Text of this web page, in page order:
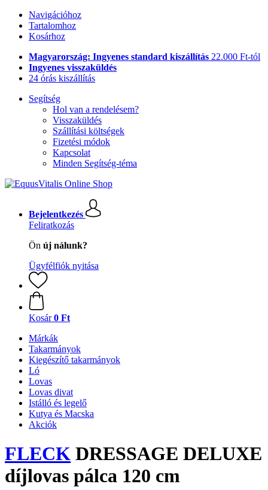
Navigációhoz
Tartalomhoz
Kosárhoz
Magyarország: Ingyenes standard kiszállítás 22.000 Ft-tól
Ingyenes visszaküldés
24 órás kiszállítás
Segítség
Hol van a rendelésem?
Visszaküldés
Szállítási költségek
Fizetési módok
Kapcsolat
Minden Segítség-téma
Bejelentkezés
Feliratkozás
Ön új nálunk?
Ügyfélfiók nyitása
Kosár 0 Ft
Márkák
Takarmányok
Kiegészítő takarmányok
Ló
Lovas
Lovas divat
Istálló és legelő
Kutya és Macska
Akciók
FLECK DRESSAGE DELUXE
díjlovas pálca 120 cm